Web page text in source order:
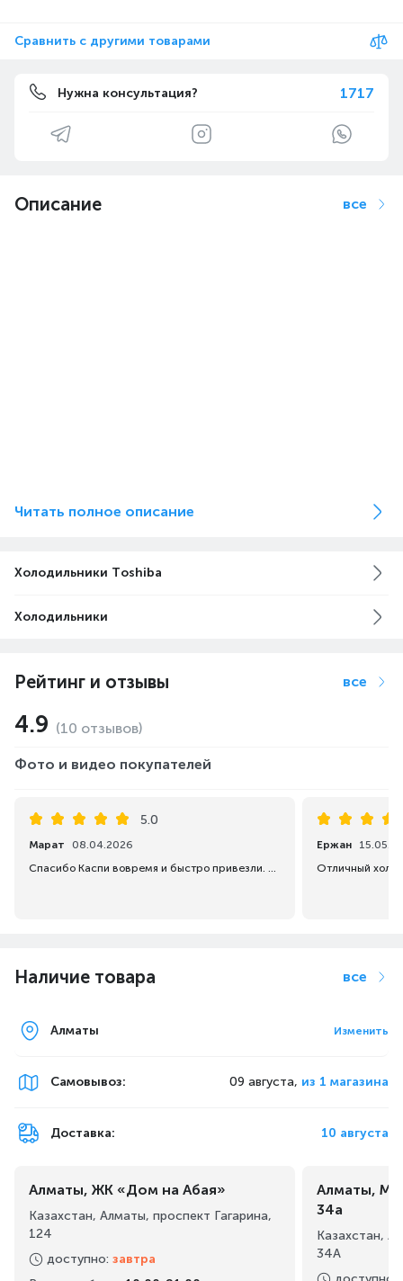
Сравнить с другими товарами
Нужна консультация? 1717
Описание все
Читать полное описание
Холодильники Toshiba
Холодильники
Рейтинг и отзывы все
4.9 (10 отзывов)
Фото и видео покупателей
5.0
Марат
08.04.2026
Спасибо Каспи вовремя и быстро привезли. Холодильник хороший.
Ержан
Наличие товара все
Алматы Изменить
Самовывоз: 09 августа, из 1 магазина
Доставка: 10 августа
Алматы, ЖК «Дом на Абая»
Казахстан, Алматы, проспект Гагарина,
124
доступно: завтра
Алматы,
34а
Казахстан,
34А